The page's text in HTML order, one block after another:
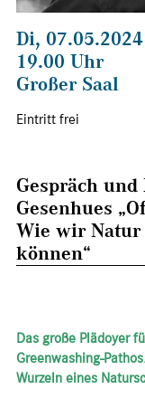
Di, 07.05.2024
19.00 Uhr
Großer Saal
Eintritt frei
Gespräch und
Gesenhues
Wie wir Natur
können“
Das große Plädoyer
Greenwashing-
Wurzeln eines